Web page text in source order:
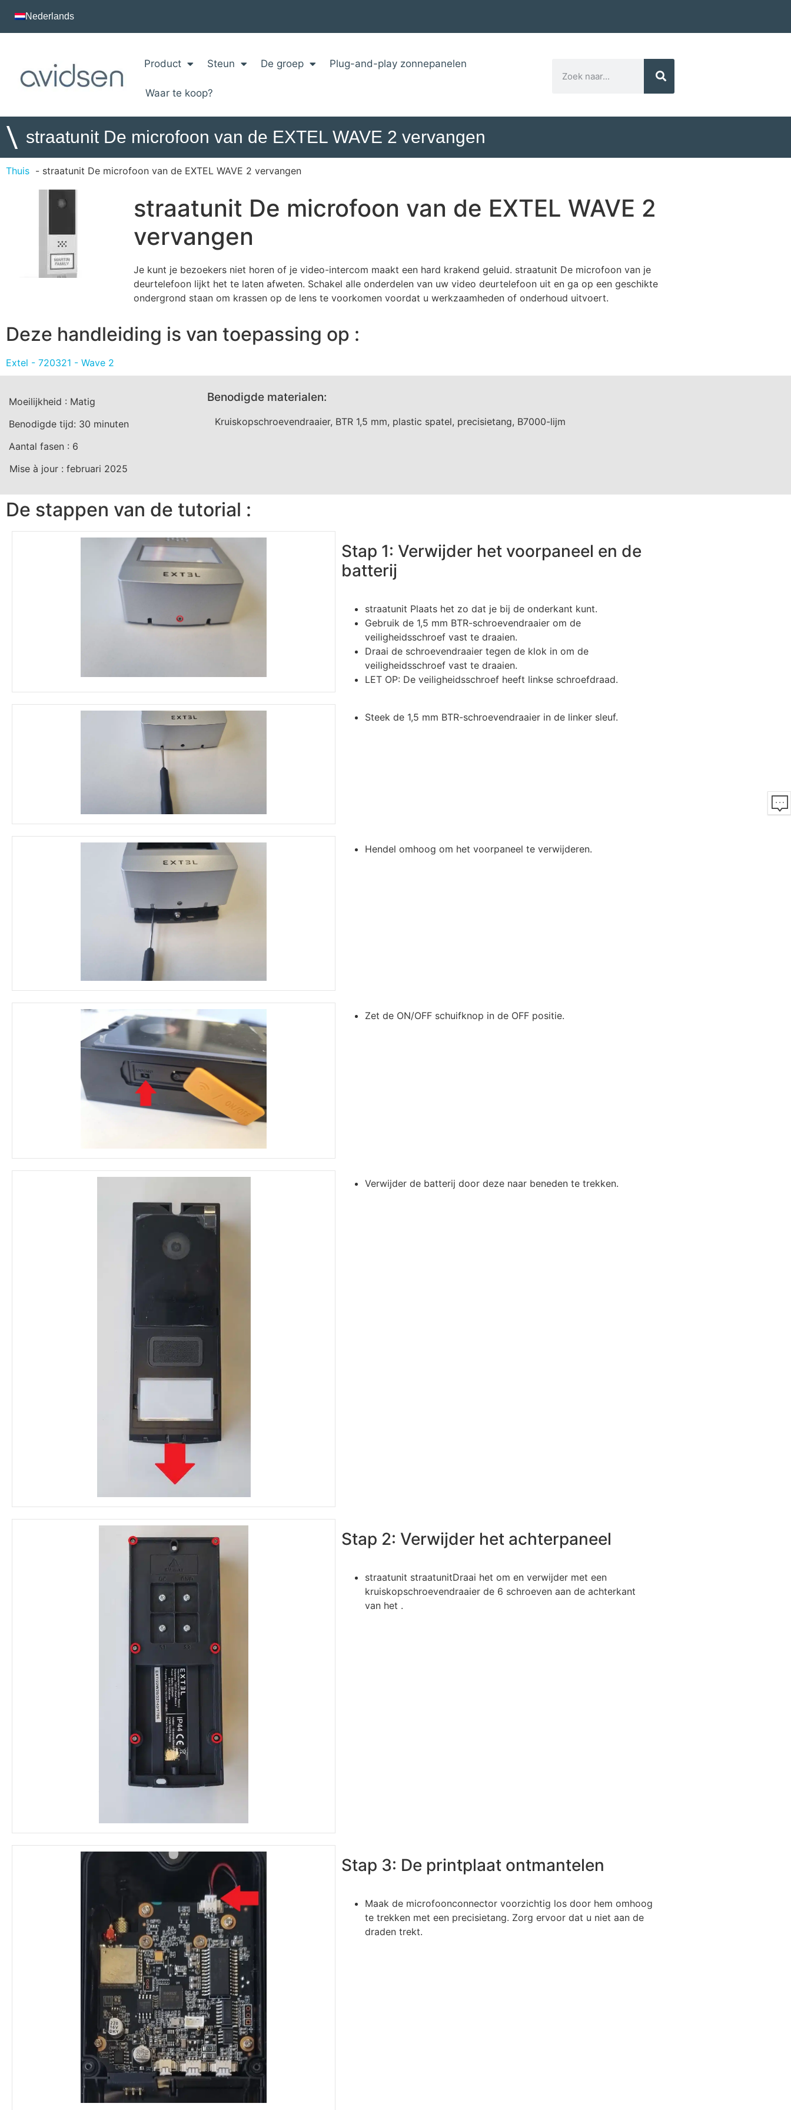
Nederlands
Product Steun De groep Plug-and-play zonnepanelen
Waar te koop?
\ straatunit De microfoon van de EXTEL WAVE 2 vervangen
Thuis straatunit De microfoon van de EXTEL WAVE 2 vervangen
straatunit De microfoon van de EXTEL WAVE 2
vervangen
Je kunt je bezoekers niet horen of je video-intercom maakt een hard krakend geluid. straatunit De microfoon van je
deurtelefoon lijkt het te laten afweten. Schakel alle onderdelen van uw video deurtelefoon uit en ga op een geschikte
ondergrond staan om krassen op de lens te voorkomen voordat u werkzaamheden of onderhoud uitvoert.
Deze handleiding is van toepassing op :
Extel - 720321 - Wave 2
Moeilijkheid : Matig
Benodigde tijd: 30 minuten
Aantal fasen : 6
Mise à jour : februari 2025
Benodigde materialen:
Kruiskopschroevendraaier, BTR 1,5 mm, plastic spatel, precisietang, B7000-lijm
De stappen van de tutorial :
Stap 1: Verwijder het voorpaneel en de
batterij
straatunit Plaats het zo dat je bij de onderkant kunt.
Gebruik de 1,5 mm BTR-schroevendraaier om de
veiligheidsschroef vast te draaien.
Draai de schroevendraaier tegen de klok in om de
veiligheidsschroef vast te draaien.
LET OP: De veiligheidsschroef heeft linkse schroefdraad.
Steek de 1,5 mm BTR-schroevendraaier in de linker sleuf.
Hendel omhoog om het voorpaneel te verwijderen.
Zet de ON/OFF schuifknop in de OFF positie.
Verwijder de batterij door deze naar beneden te trekken.
Stap 2: Verwijder het achterpaneel
straatunit straatunitDraai het om en verwijder met een
kruiskopschroevendraaier de 6 schroeven aan de achterkant
van het .
Stap 3: De printplaat ontmantelen
Maak de microfoonconnector voorzichtig los door hem omhoog
te trekken met een precisietang. Zorg ervoor dat u niet aan de
draden trekt.